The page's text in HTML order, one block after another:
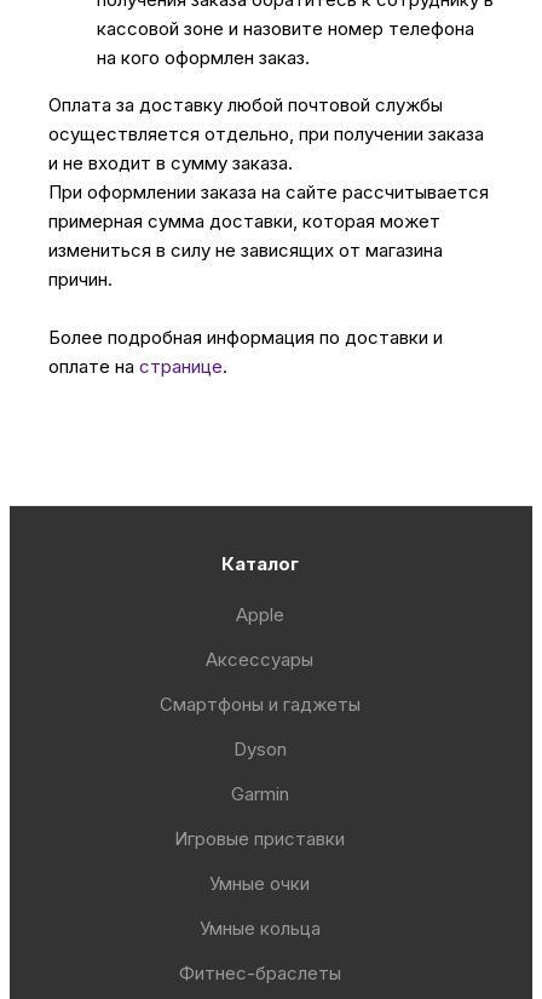
кассовой зоне и назовите номер телефона
на кого оформлен заказ.
Оплата за доставку любой почтовой службы
осуществляется отдельно, при получении заказа
и не входит в сумму заказа.
При оформлении заказа на сайте рассчитывается
примерная сумма доставки, которая может
измениться в силу не зависящих от магазина
причин.
Более подробная информация по доставки и
оплате на странице.
Каталог
Apple
Аксессуары
Смартфоны и гаджеты
Dyson
Garmin
Игровые приставки
Умные очки
Умные кольца
Фитнес-браслеты